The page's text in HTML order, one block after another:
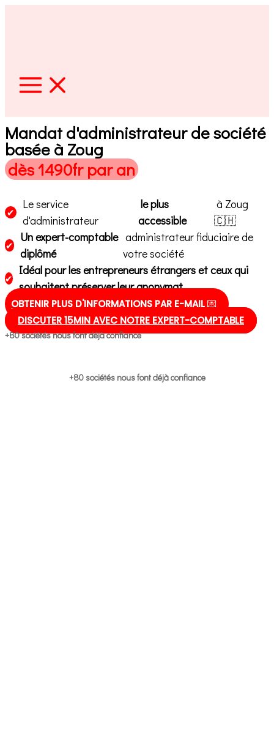
Mandat d'administrateur de société
basée à Zoug
dès 1490fr par an
✔
Le service
d'administrateur
le plus
accessible
à Zoug
🇨🇭
✔
Un expert-comptable
diplômé
administrateur fiduciaire de
votre société
✔
Idéal pour les entrepreneurs étrangers et ceux qui
souhaitent préserver leur anonymat
OBTENIR PLUS D'INFORMATIONS PAR E-MAIL💌
DISCUTER 15MIN AVEC NOTRE EXPERT-COMPTABLE
+80 sociétés nous font déjà confiance
+80 sociétés nous font déjà confiance